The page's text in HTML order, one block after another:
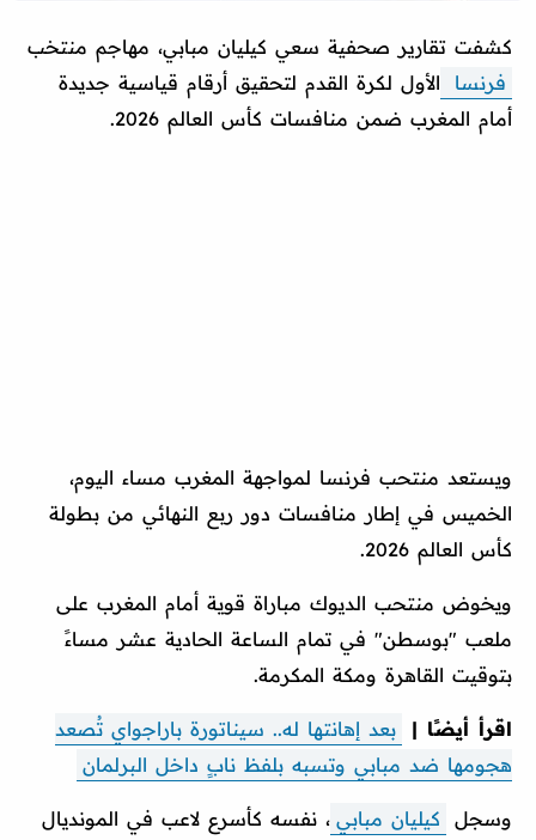
كشفت تقارير صحفية سعي كيليان مبابي، مهاجم منتخب
فرنسا
الأول لكرة القدم لتحقيق أرقام قياسية جديدة
أمام المغرب ضمن منافسات كأس العالم 2026.
ويستعد منتحب فرنسا لمواجهة المغرب مساء اليوم،
الخميس في إطار منافسات دور ربع النهائي من بطولة
كأس العالم 2026.
ويخوض منتحب الديوك مباراة قوية أمام المغرب على
ملعب "بوسطن" في تمام الساعة الحادية عشر مساءً
بتوقيت القاهرة ومكة المكرمة.
اقرأ أيضًا |
بعد إهانتها له.. سيناتورة باراجواي تُصعد
هجومها ضد مبابي وتسبه بلفظ نابٍ داخل البرلمان
وسجل كيليان مبابي ، نفسه كأسرع لاعب في المونديال